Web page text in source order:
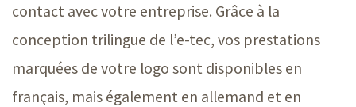
contact avec votre entreprise. Grâce à la
conception trilingue de l’e-tec, vos prestations
marquées de votre logo sont disponibles en
français, mais également en allemand et en